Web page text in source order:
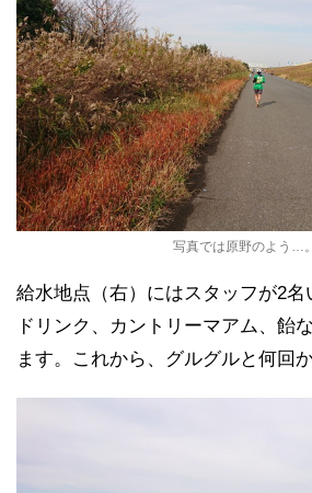
写真では原野のよう…。
給水地点（右）にはスタッフが2名
ドリンク、カントリーマアム、飴
ます。これから、グルグルと何回